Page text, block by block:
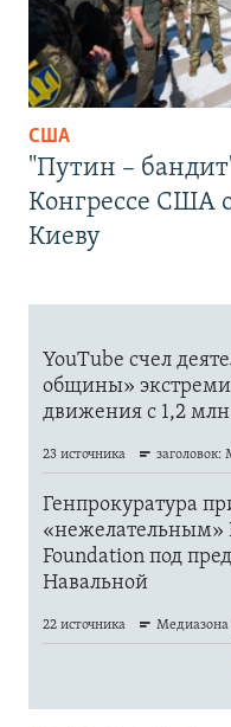
США
"Путин –
Конгрессе США
Киеву